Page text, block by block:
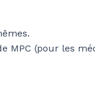
MPC (pour les